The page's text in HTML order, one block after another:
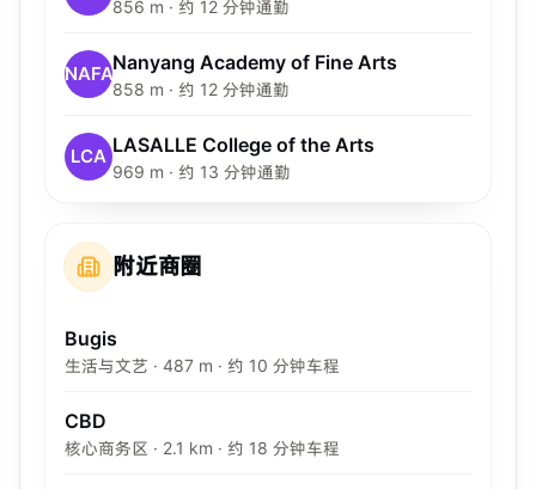
856 m · 约 12 分钟通勤
NAFANanyang Academy of Fine Arts
858 m · 约 12 分钟通勤
LCA LASALLE College of the Arts
969 m · 约 13 分钟通勤
附近商圈
Bugis
生活与文艺 · 487 m · 约 10 分钟车程
CBD
核心商务区 · 2.1 km · 约 18 分钟车程